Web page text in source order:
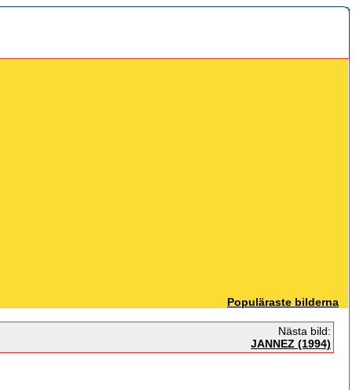
Populäraste bilderna
Nästa bild:
JANNEZ (1994)